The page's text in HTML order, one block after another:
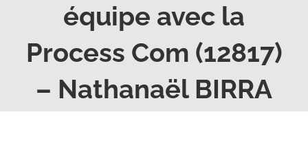
équipe avec la
Process Com (12817)
– Nathanaël BIRRA